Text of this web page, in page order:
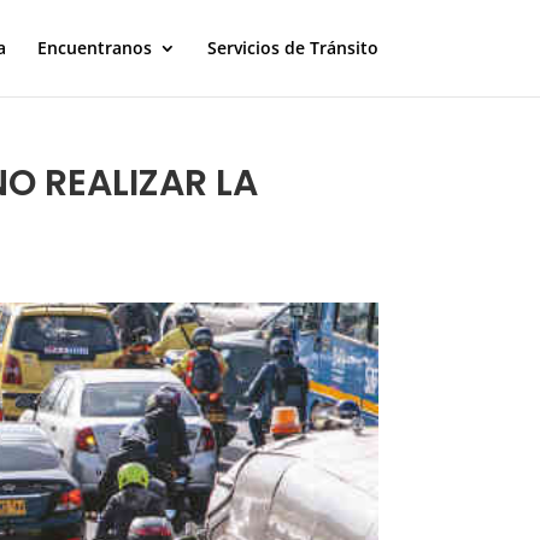
Encuentranos Servicios de Tránsito
REALIZAR LA